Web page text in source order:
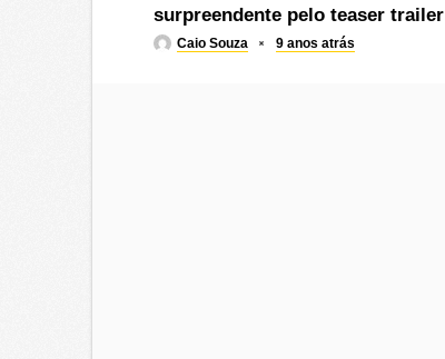
surpreendente pelo teaser trailer
Caio Souza 9 anos atrás